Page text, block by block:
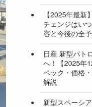
【2025年最新
チェンジはい
容と今後の全
日産 新型パト
へ！【2025年
ペック・価格
解説
新型スペーシ